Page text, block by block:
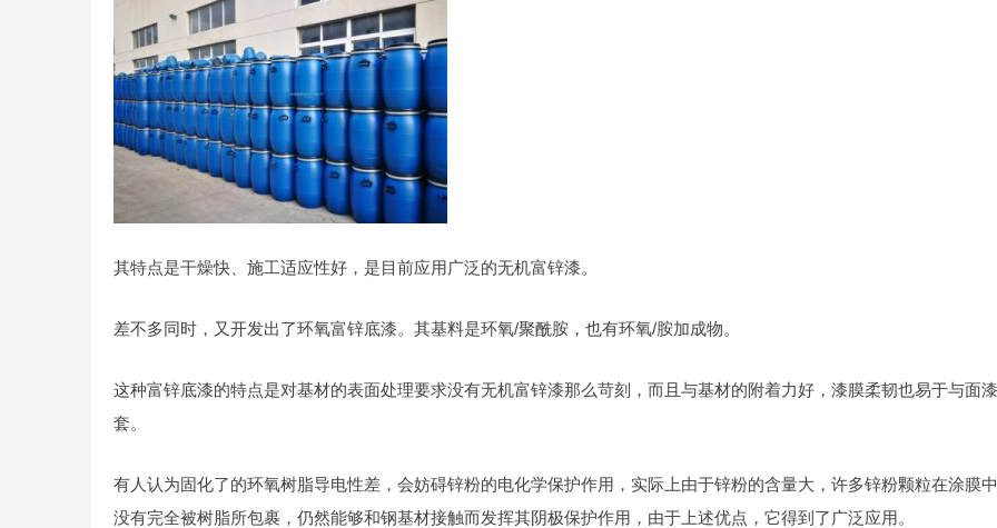
其特点是干燥快、施工适应性好，是目前应用广泛的无机富锌漆。
差不多同时，又开发出了环氧富锌底漆。其基料是环氧/聚酰胺，也有环氧/胺加成物。
这种富锌底漆的特点是对基材的表面处理要求没有无机富锌漆那么苛刻，而且与基材的附着力好，漆膜柔韧也易于与面
套。
有人认为固化了的环氧树脂导电性差，会妨碍锌粉的电化学保护作用，实际上由于锌粉的含量大，许多锌粉颗粒在涂膜
没有完全被树脂所包裹，仍然能够和钢基材接触而发挥其阴极保护作用，由于上述优点，它得到了广泛应用。